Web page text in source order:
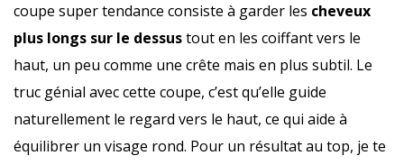
coupe super tendance consiste à garder les cheveux
plus longs sur le dessustout en les coiffant vers le
haut, un peu comme une crête mais en plus subtil. Le
truc génial avec cette coupe, c’est qu’elle guide
naturellement le regard vers le haut, ce qui aide à
équilibrer un visage rond. Pour un résultat au top, je te